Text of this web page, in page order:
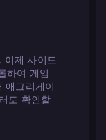
이제 사이드
하여 게임
애그리게이
도 확인할